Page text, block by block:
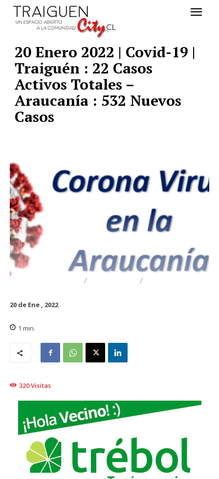
20 Enero 2022 | Covid-19 |
Traiguén : 22 Casos
Activos Totales –
Araucanía : 532 Nuevos
Casos
20 de Ene , 2022
1 min.
320Visitas